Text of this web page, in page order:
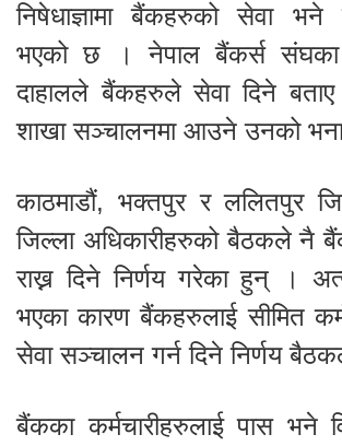
निषेधाज्ञामा बैंकहरुको सेवा
भएको छ । नेपाल बैंकर्स
दाहालले बैंकहरुले सेवा दिने
शाखा सञ्चालनमा आउने उनको
काठमाडौं, भक्तपुर र ललितपुर
जिल्ला अधिकारीहरुको बैठकले नै
राख्न दिने निर्णय गरेका हुन् ।
भएका कारण बैंकहरुलाई सीमित
सेवा सञ्चालन गर्न दिने निर्णय
बैंकका कर्मचारीहरुलाई पास भने